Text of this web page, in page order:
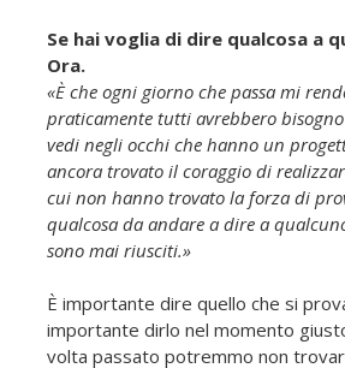
Se hai voglia di dire qualcosa a
Ora.
«È che ogni giorno che passa mi
praticamente tutti avrebbero
vedi negli occhi che hanno un
ancora trovato il coraggio di
cui non hanno trovato la forza di
qualcosa da andare a dire a
sono mai riusciti.»
È importante dire quello che si
importante dirlo nel momento
volta passato potremmo non